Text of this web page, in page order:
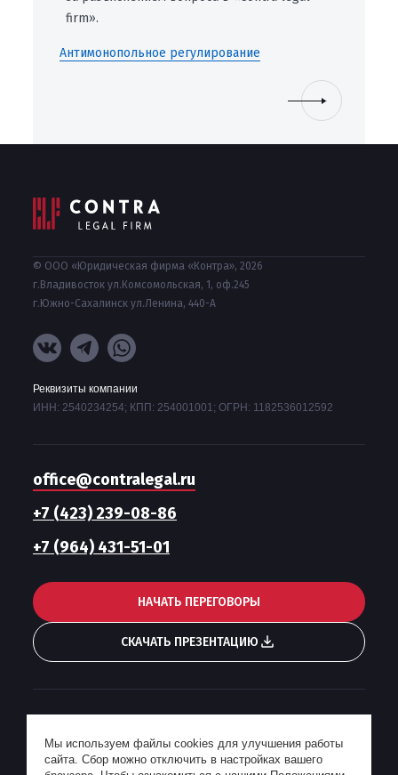
firm».
Антимонопольное регулирование
© ООО «Юридическая фирма «Контра», 2026
г.Владивосток ул.Комсомольская, 1, оф.245
г.Южно-Сахалинск ул.Ленина, 440-А
Реквизиты компании
ИНН: 2540234254; КПП: 254001001; ОГРН: 1182536012592
office@contralegal.ru
+7 (423) 239-08-86
+7 (964) 431-51-01
НАЧАТЬ ПЕРЕГОВОРЫ
СКАЧАТЬ ПРЕЗЕНТАЦИЮ
Пользовательское соглашение
Политика конфиденциальности
Мы используем файлы cookies для улучшения работы
сайта. Сбор можно отключить в настройках вашего